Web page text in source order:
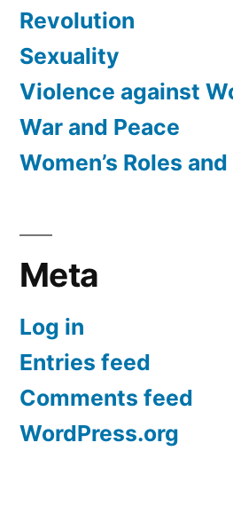
Revolution
Sexuality
Violence against
War and Peace
Women’s Roles
Meta
Log in
Entries feed
Comments feed
WordPress.org